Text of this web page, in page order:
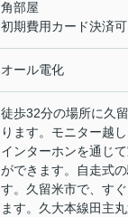
角部屋
初期費用カード決済可
オール電化
徒歩32分の場所に久
ります。モニター越
インターホンを通じ
ができます。自走式
す。久留米市で、す
ます。久大本線田主